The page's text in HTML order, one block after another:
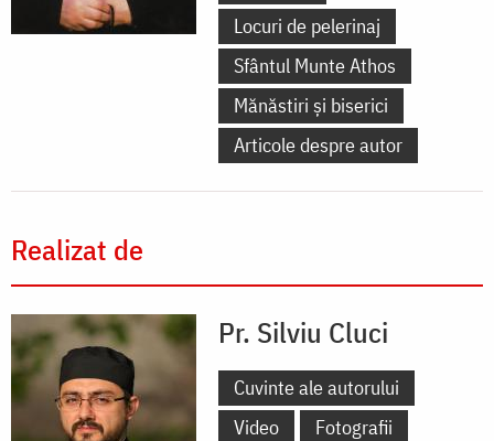
Locuri de pelerinaj
Sfântul Munte Athos
Mănăstiri și biserici
Articole despre autor
Realizat de
Pr. Silviu Cluci
Cuvinte ale autorului
Video
Fotografii